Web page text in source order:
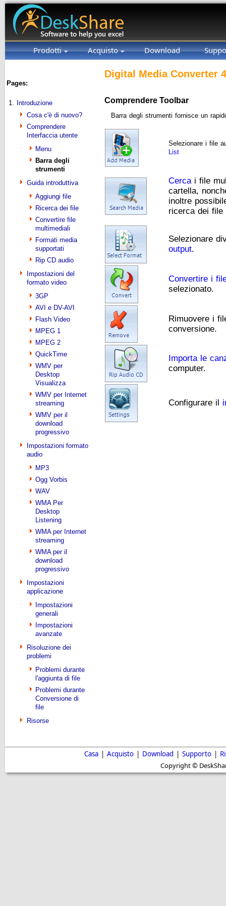
Prodotti Acquisto Download
Pages:
1.
Introduzione
Cosa c'è di nuovo?
Comprendere
Interfaccia utente
Menu
Barra degli
strumenti
Guida introduttiva
Aggiungi file
Ricerca dei file
Convertire file
multimediali
Formati media
supportati
Rip CD audio
Impostazioni del
formato video
3GP
AVI e DV-AVI
Flash Video
MPEG 1
MPEG 2
QuickTime
WMV per
Desktop
Visualizza
WMV per Internet
streaming
WMV per il
download
progressivo
Impostazioni formato
audio
MP3
Ogg Vorbis
WAV
WMA Per
Desktop
Listening
WMA per Internet
streaming
WMA per il
download
progressivo
Impostazioni
applicazione
Impostazioni
generali
Impostazioni
avanzate
Risoluzione dei
problemi
Problemi durante
l'aggiunta di file
Problemi durante
Conversione di
file
Risorse
Digital Media Converter
Comprendere Toolbar
Barra degli strumenti fornisce un
Selezionare i file
List
Cerca i file
cartella,
inoltre
ricerca dei file
Selezionare
output.
Convertire i
selezionato.
Rimuovere i
conversione.
Importa le
computer.
Configurare il
Casa | Acquisto | Download | Supporto |
Copyright ©